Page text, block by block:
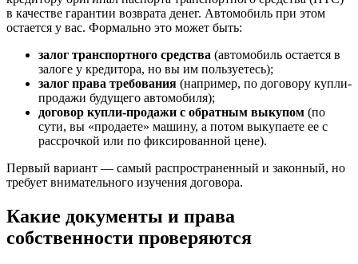
в качестве гарантии возврата денег. Автомобиль при этом
остается у вас. Формально это может быть:
залог транспортного средства (автомобиль остается в
залоге у кредитора, но вы им пользуетесь);
залог права требования (например, по договору купли-
продажи будущего автомобиля);
договор купли-продажи с обратным выкупом (по
сути, вы «продаете» машину, а потом выкупаете ее с
рассрочкой или по фиксированной цене).
Первый вариант — самый распространенный и законный, но
требует внимательного изучения договора.
Какие документы и права
собственности проверяются